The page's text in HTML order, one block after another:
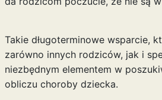
Takie długoterminowe wsparcie,
zarówno innych rodziców, jak i
niezbędnym elementem w
obliczu choroby dziecka.